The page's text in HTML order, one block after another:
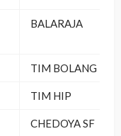
BALARAJA
TIM BOLANG
TIM HIP
CHEDOYA SF